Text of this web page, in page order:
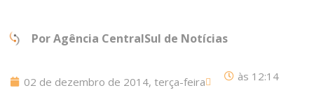
PorAgência CentralSul de Notícias
02 de dezembro de 2014, terça-feira às 12:14